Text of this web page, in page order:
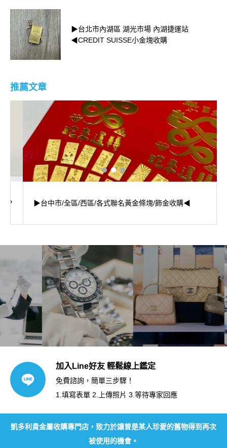
▶台北市內湖區 湖光市場 內湖捷運站
◀CREDIT SUISSE小金塊收購
推薦文章
▶台中市/全區/西區/各式聯名黃金條塊/飾金收購◀
加入Line好友 輕鬆線上鑑定
免費諮詢，簡單三步驟！
1.填寫表單 2.上傳照片 3.等待專家回應
凱多利貴金屬收購專門店，致力於讓曾是某人珍愛的舊物得到再次
被使用的機會。